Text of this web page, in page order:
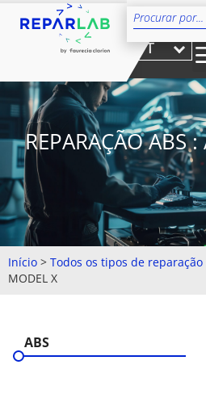
PT
REPARAÇÃO ABS
Início > Todos os tipos de reparação
MODEL X
ABS